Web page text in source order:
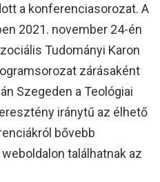
a konferenciasorozat. A
2021. november 24-én
Tudományi Karon
zárásaként
Szegeden a Teológiai
iránytű az élhető
bővebb
weboldalon találhatnak az